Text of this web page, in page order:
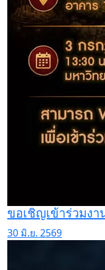
ขอเชิญเข้าร่วมง
30 มิ.ย. 2569